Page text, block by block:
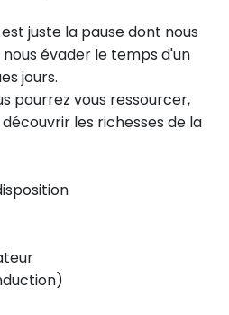
juste la pause dont nous
évader le temps d'un
jours.
pourrez vous ressourcer,
les richesses de la